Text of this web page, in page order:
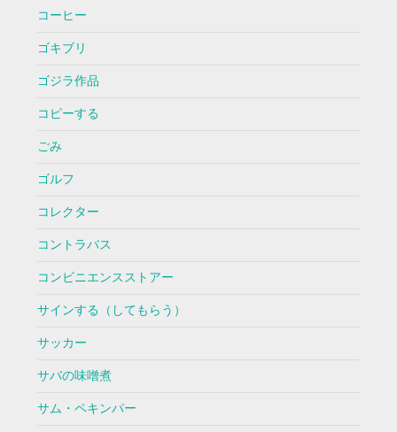
コーヒー
ゴキブリ
ゴジラ作品
コピーする
ごみ
ゴルフ
コレクター
コントラバス
コンビニエンスストアー
サインする（してもらう）
サッカー
サバの味噌煮
サム・ペキンパー